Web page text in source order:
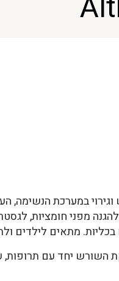
במערכת הנשימה,
מפני חומציות,
מתאים לילדים
השורש יחד עם תרופות,